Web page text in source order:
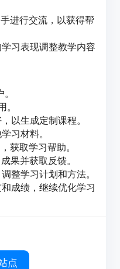
进行交流，以获得帮
习表现调整教学内容
以生成定制课程。
习材料。
获取学习帮助。
果并获取反馈。
整学习计划和方法。
成绩，继续优化学习
点